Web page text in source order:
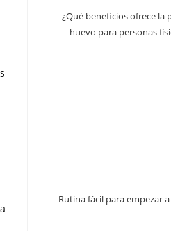
¿Qué beneficios ofrece la
huevo para personas
Rutina fácil para empezar